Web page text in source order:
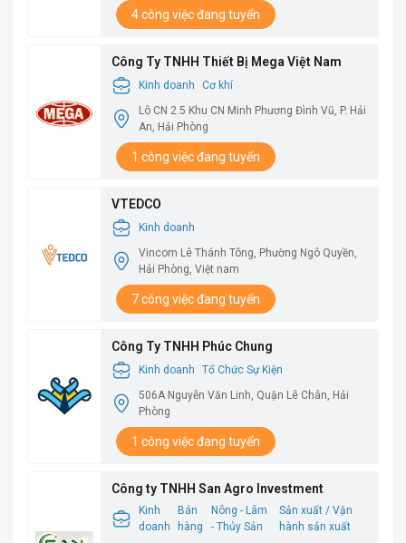
4 công việc đang tuyển
Công Ty TNHH Thiết Bị Mega Việt Nam
Kinh doanh
Cơ khí
Lô CN 2.5 Khu CN Minh Phương Đình Vũ, P. Hải
An, Hải Phòng
1 công việc đang tuyển
VTEDCO
Kinh doanh
Vincom Lê Thánh Tông, Phường Ngô Quyền,
Hải Phòng, Việt nam
7 công việc đang tuyển
Công Ty TNHH Phúc Chung
Kinh doanh
Tổ Chức Sự Kiện
506A Nguyễn Văn Linh, Quận Lê Chân, Hải
Phòng
1 công việc đang tuyển
Công ty TNHH San Agro Investment
Kinh
doanh
Bán
hàng
Nông - Lâm
- Thủy Sản
Sản xuất / Vận
hành sản xuất